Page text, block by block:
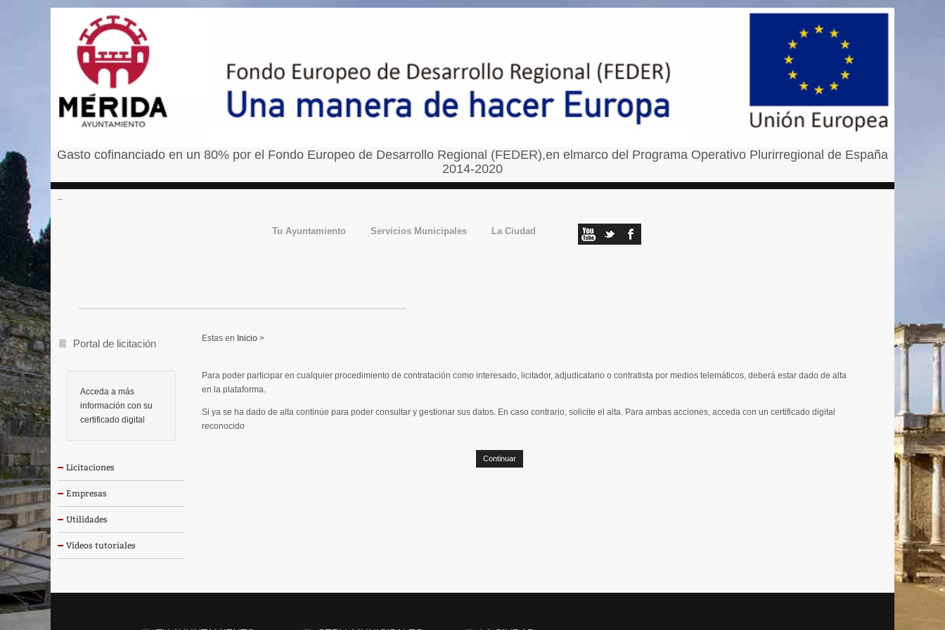
Gasto cofinanciado en un 80% por el Fondo Europeo de Desarrollo Regional (FEDER),en elmarco del Programa Operativo Plurirregional de España
2014-2020
Tu Ayuntamiento Servicios Municipales La Ciudad
Portal de licitación
Acceda a más
información con su
certificado digital
Licitaciones
Empresas
Utilidades
Vídeos tutoriales
Inicio >
Para poder participar en cualquier procedimiento de contratación como interesado, licitador, adjudicatario o contratista por medios telemáticos, deberá estar dado de alta
en la plataforma.
Si ya se ha dado de alta continúe para poder consultar y gestionar sus datos. En caso contrario, solicite el alta. Para ambas acciones, acceda con un certificado digital
reconocido
Continuar